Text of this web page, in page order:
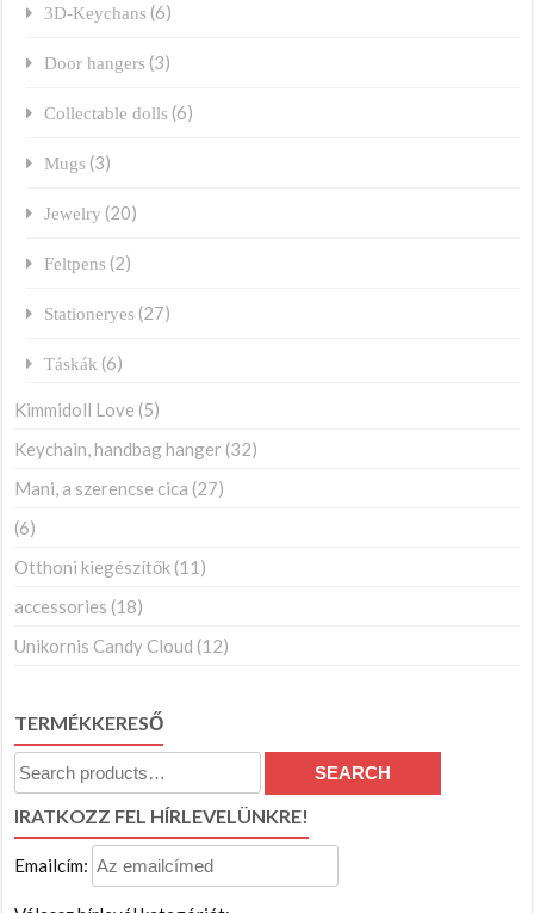
3D-Keychans (6)
Door hangers (3)
Collectable dolls (6)
Mugs (3)
Jewelry (20)
Feltpens (2)
Stationeryes (27)
Táskák (6)
Kimmidoll Love (5)
Keychain, handbag hanger (32)
Mani, a szerencse cica (27)
(6)
Otthoni kiegészítők (11)
accessories (18)
Unikornis Candy Cloud (12)
TERMÉKKERESŐ
Search
for:
SEARCH
IRATKOZZ FEL HÍRLEVELÜNKRE!
Emailcím: